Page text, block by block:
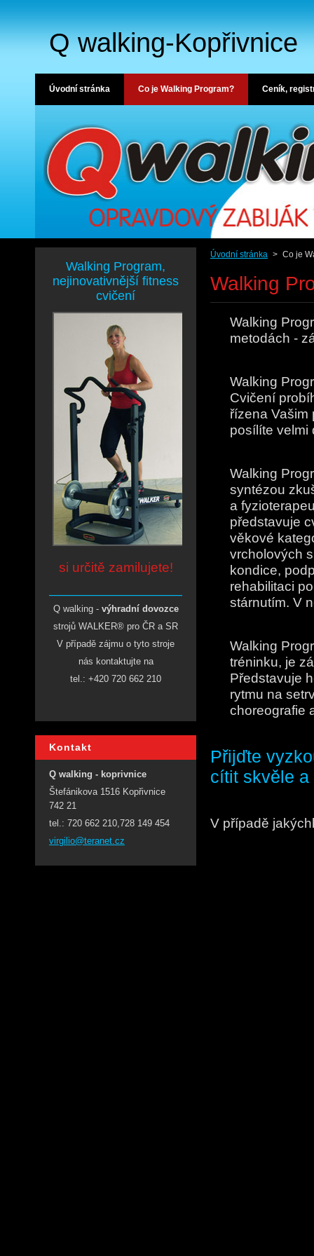
Q walking-Kopřivnice
Úvodní stránka > Co je
Walking
Walking
metodách -
Walking
Cvičení
řízena Vašim
posílíte velmi
Walking
syntézou
a
představuje
věkové
vrcholových
kondice,
rehabilitaci
stárnutím. V
Walking
tréninku, je
Představuje
rytmu na
choreografie
Přijďte
cítit skvěle
V případě
Walking Program,
nejinovativnější fitness
cvičení
si určitě zamilujete!
Q walking - výhradní dovozce
strojů WALKER® pro ČR a SR
V případě zájmu o tyto stroje
nás kontaktujte na
tel.: +420 720 662 210
Kontakt
Q walking - koprivnice
Štefánikova 1516 Kopřivnice
742 21
tel.: 720 662 210,728 149 454
virgilio@teranet.cz
Úvodní stránka Co je Walking Program? Ceník,